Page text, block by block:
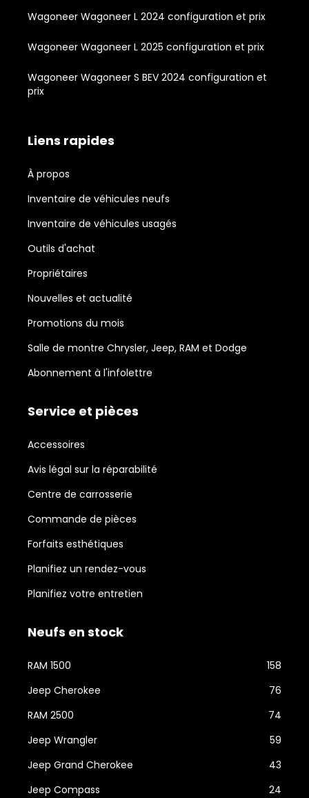
Wagoneer Wagoneer L 2024 configuration et prix
Wagoneer Wagoneer L 2025 configuration et prix
Wagoneer Wagoneer S BEV 2024 configuration et
prix
Liens rapides
À propos
Inventaire de véhicules neufs
Inventaire de véhicules usagés
Outils d'achat
Propriétaires
Nouvelles et actualité
Promotions du mois
Salle de montre Chrysler, Jeep, RAM et Dodge
Abonnement à l'infolettre
Service et pièces
Accessoires
Avis légal sur la réparabilité
Centre de carrosserie
Commande de pièces
Forfaits esthétiques
Planifiez un rendez-vous
Planifiez votre entretien
Neufs en stock
RAM 1500
158
Jeep Cherokee
76
RAM 2500
74
Jeep Wrangler
59
Jeep Grand Cherokee
43
Jeep Compass
24